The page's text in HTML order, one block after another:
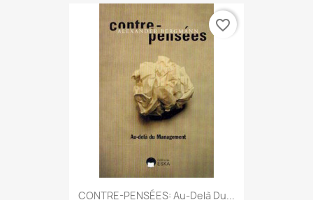
CONTRE-PENSÉES: Au-Delà Du...
favorite_border